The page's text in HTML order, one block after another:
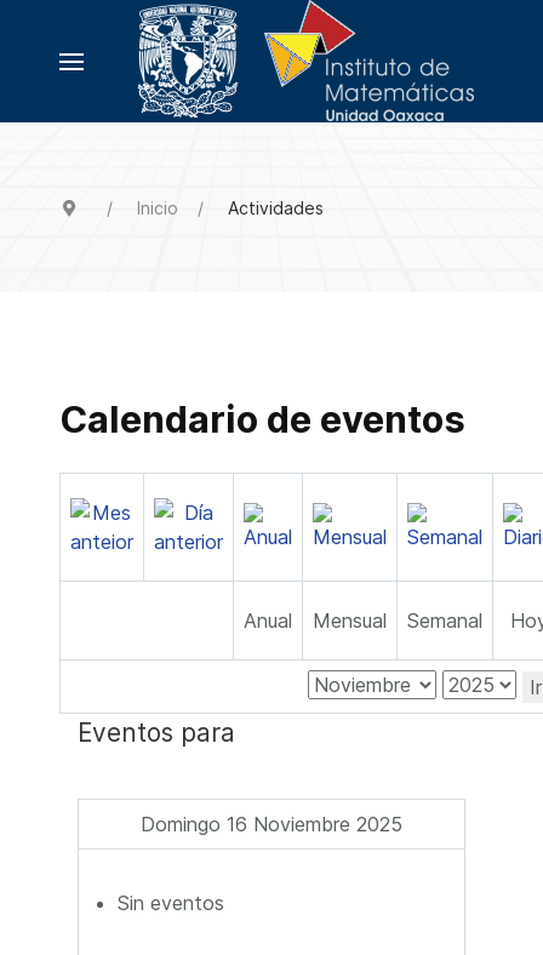
Inicio Actividades
Calendario de eventos
Anual Mensual Semanal
Eventos para
Domingo 16 Noviembre 2025
Sin eventos